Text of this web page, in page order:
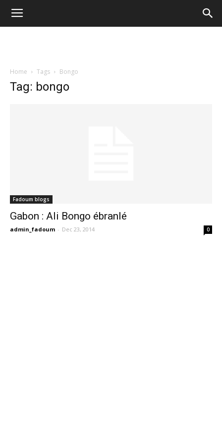
Home Tags Bongo
Tag: bongo
Fadoum blogs
Gabon : Ali Bongo ébranlé
admin_fadoum - Dec 23, 2014 0